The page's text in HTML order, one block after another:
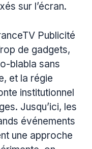
sur l’écran.
Publicité
de gadgets,
blabla sans
et la régie
institutionnel
Jusqu’ici, les
événements
une approche